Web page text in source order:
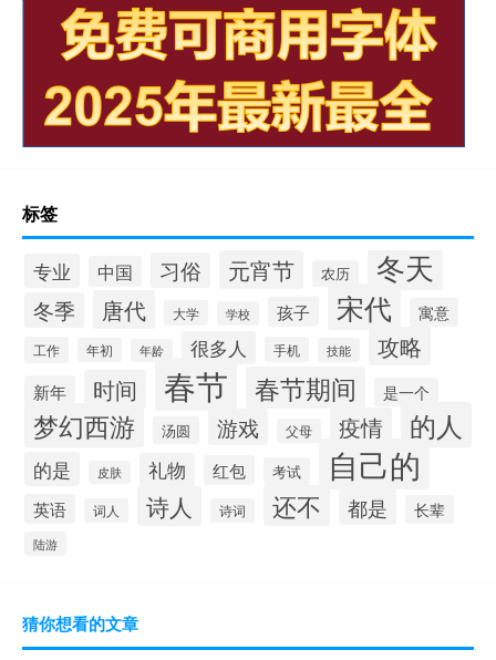
标签
专业 中国 习俗 元宵节 农历 冬天
冬季 唐代 大学 学校 孩子 宋代 寓意
工作 年初 年龄 很多人 手机 技能 攻略
新年 时间 春节 春节期间 是一个
梦幻西游 汤圆 游戏 父母 疫情 的人
的是 皮肤 礼物 红包 考试 自己的
英语 词人 诗人 诗词 还不 都是 长辈
陆游
猜你想看的文章